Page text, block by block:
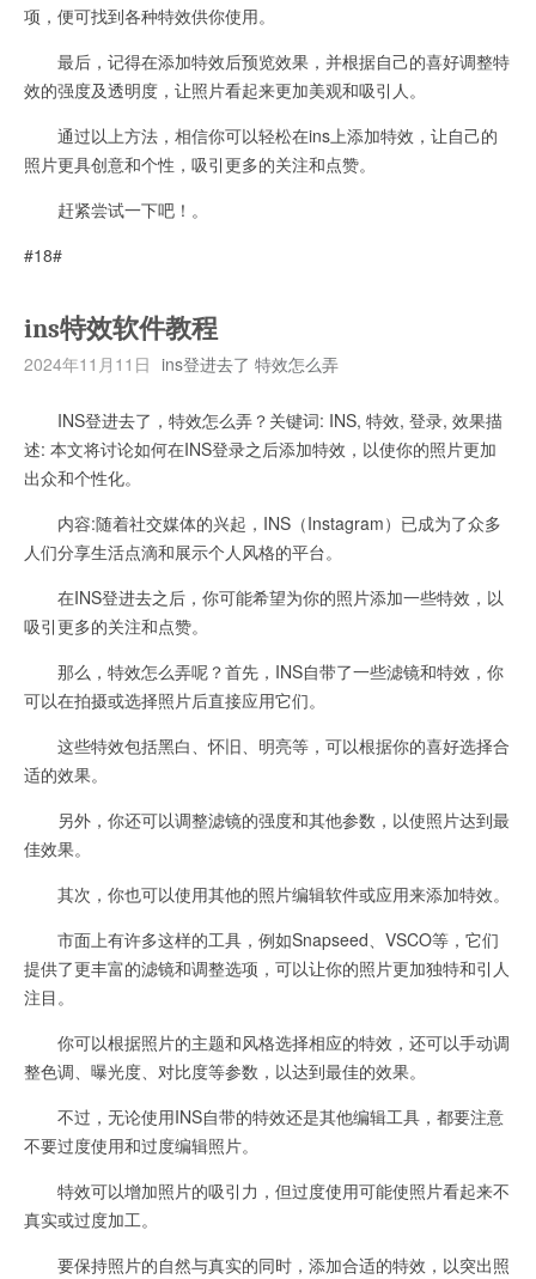
项，便可找到各种特效供你使用。
最后，记得在添加特效后预览效果，并根据自己的喜好调整特
效的强度及透明度，让照片看起来更加美观和吸引人。
通过以上方法，相信你可以轻松在ins上添加特效，让自己的
照片更具创意和个性，吸引更多的关注和点赞。
赶紧尝试一下吧！。
#18#
ins特效软件教程
2024年11月11日 ins登进去了 特效怎么弄
INS登进去了，特效怎么弄？关键词: INS, 特效, 登录, 效果描
述: 本文将讨论如何在INS登录之后添加特效，以使你的照片更加
出众和个性化。
内容:随着社交媒体的兴起，INS（Instagram）已成为了众多
人们分享生活点滴和展示个人风格的平台。
在INS登进去之后，你可能希望为你的照片添加一些特效，以
吸引更多的关注和点赞。
那么，特效怎么弄呢？首先，INS自带了一些滤镜和特效，你
可以在拍摄或选择照片后直接应用它们。
这些特效包括黑白、怀旧、明亮等，可以根据你的喜好选择合
适的效果。
另外，你还可以调整滤镜的强度和其他参数，以使照片达到最
佳效果。
其次，你也可以使用其他的照片编辑软件或应用来添加特效。
市面上有许多这样的工具，例如Snapseed、VSCO等，它们
提供了更丰富的滤镜和调整选项，可以让你的照片更加独特和引人
注目。
你可以根据照片的主题和风格选择相应的特效，还可以手动调
整色调、曝光度、对比度等参数，以达到最佳的效果。
不过，无论使用INS自带的特效还是其他编辑工具，都要注意
不要过度使用和过度编辑照片。
特效可以增加照片的吸引力，但过度使用可能使照片看起来不
真实或过度加工。
要保持照片的自然与真实的同时，添加合适的特效，以突出照